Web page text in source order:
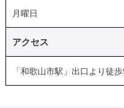
月曜日
アクセス
「和歌山市駅」出口より徒